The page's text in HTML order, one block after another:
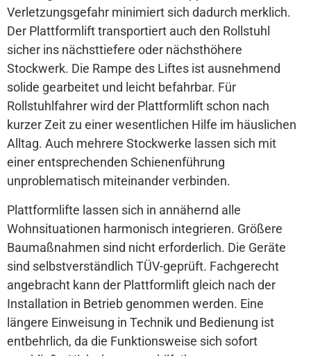
Verletzungsgefahr minimiert sich dadurch merklich.
Der Plattformlift transportiert auch den Rollstuhl
sicher ins nächsttiefere oder nächsthöhere
Stockwerk. Die Rampe des Liftes ist ausnehmend
solide gearbeitet und leicht befahrbar. Für
Rollstuhlfahrer wird der Plattformlift schon nach
kurzer Zeit zu einer wesentlichen Hilfe im häuslichen
Alltag. Auch mehrere Stockwerke lassen sich mit
einer entsprechenden Schienenführung
unproblematisch miteinander verbinden.
Plattformlifte lassen sich in annähernd alle
Wohnsituationen harmonisch integrieren. Größere
Baumaßnahmen sind nicht erforderlich. Die Geräte
sind selbstverständlich TÜV-geprüft. Fachgerecht
angebracht kann der Plattformlift gleich nach der
Installation in Betrieb genommen werden. Eine
längere Einweisung in Technik und Bedienung ist
entbehrlich, da die Funktionsweise sich sofort